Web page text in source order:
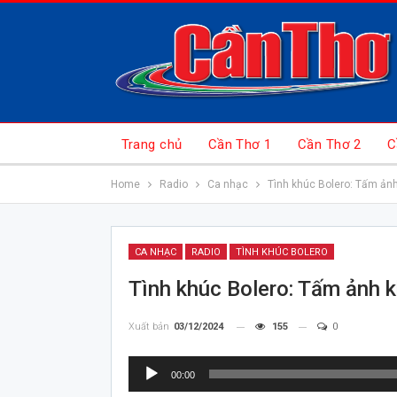
Trang chủ Cần Thơ 1 Cần Thơ 2
Home Radio Ca nhạc Tình khúc Bolero: Tấm
CA NHẠC RADIO TÌNH KHÚC BOLERO
Tình khúc Bolero: Tấm ảnh
Xuất bản 03/12/2024 155 0
Trình
00:00